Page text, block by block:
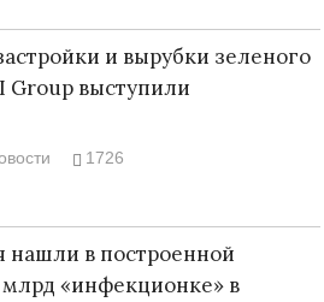
и вырубки зеленого
Group выступили
1726
нашли в построенной
млрд «инфекционке» в